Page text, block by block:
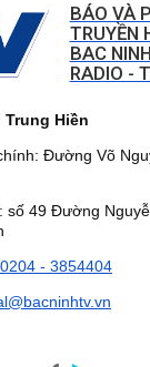
BÁO VÀ
TRUYỀN
BAC
RADIO -
Hiền
Đường Võ
Nguyễn
- 3854404